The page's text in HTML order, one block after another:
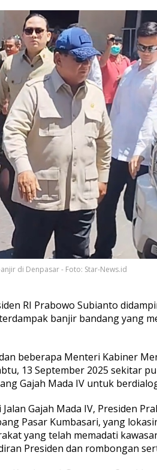
di Denpasar - Foto: Star-News.id
RI Prabowo Subianto
banjir bandang yang
beberapa Menteri Kabiner
13 September 2025 sekitar
Gajah Mada IV untuk
Gajah Mada IV, Presiden
Pasar Kumbasari, yang
yang telah memadati
Presiden dan rombongan